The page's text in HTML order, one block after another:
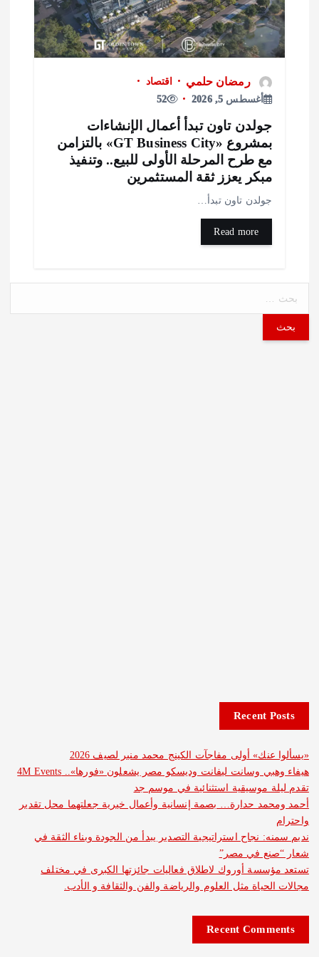
رمضان حلمي
اقتصاد
أغسطس 5, 2026
52
تاون تبدأ أعمال الإنشاءات
بمشروع «GT Business City» بالتزامن
طرح المرحلة الأولى للبيع.. وتنفيذ
يعزز ثقة المستثمرين
تاون تبدأ…
Recent
أولى مفاجآت الكينج محمد منير لصيف 2026
هيفاء وهبي وسانت ليفانت وديسكو مصر يشعلون «فورها».. 4M Events
موسيقية استثنائية في موسم جد
حدارة… بصمة إنسانية وأعمال خيرية جعلتهما محل تقدير
نجاح استراتيجية التصدير يبدأ من الجودة وبناء الثقة في
في مصر”
أوروك لاطلاق فعاليات جائزتها الكبرى في مختلف
مثل العلوم والرياضة والفن والثقافة و الأدب.
Recent